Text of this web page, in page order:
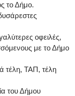
το Δήμο.
οφειλές,
με το Δήμο
τέλη, ΤΑΠ, τέλη
του Δήμου